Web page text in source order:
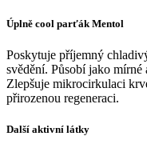
Úplně cool parťák Mentol
Poskytuje příjemný
svědění. Působí jako mírné
Zlepšuje mikrocirkulaci
přirozenou regeneraci.
Další aktivní látky